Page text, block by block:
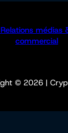
médias
commercial
© 2026 |